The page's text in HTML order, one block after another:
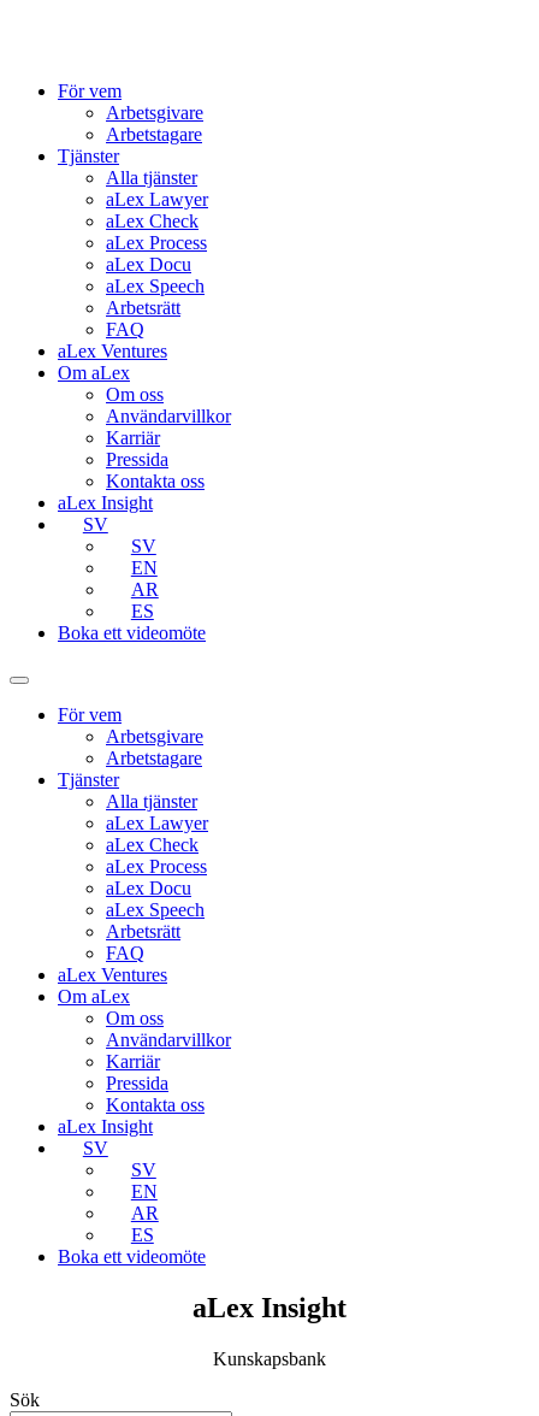
För vem
Arbetsgivare
Arbetstagare
Tjänster
Alla tjänster
aLex Lawyer
aLex Check
aLex Process
aLex Docu
aLex Speech
Arbetsrätt
FAQ
aLex Ventures
Om aLex
Om oss
Användarvillkor
Karriär
Pressida
Kontakta oss
aLex Insight
SV
SV
EN
AR
ES
Boka ett videomöte
För vem
Arbetsgivare
Arbetstagare
Tjänster
Alla tjänster
aLex Lawyer
aLex Check
aLex Process
aLex Docu
aLex Speech
Arbetsrätt
FAQ
aLex Ventures
Om aLex
Om oss
Användarvillkor
Karriär
Pressida
Kontakta oss
aLex Insight
SV
SV
EN
AR
ES
Boka ett videomöte
aLex Insight
Kunskapsbank
Sök